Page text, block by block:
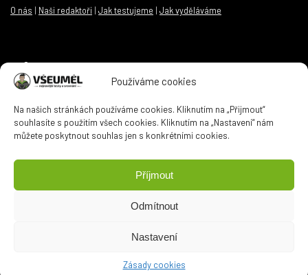
Používáme cookies
Na našich stránkách používáme cookies. Kliknutím na „Přijmout“
souhlasíte s použitím všech cookies. Kliknutím na „Nastavení“ nám
můžete poskytnout souhlas jen s konkrétními cookies.
Příjmout
Odmítnout
Nastavení
Zásady cookies
O nás | Naši redaktoři | Jak testujeme | Jak vyděláváme
Informace